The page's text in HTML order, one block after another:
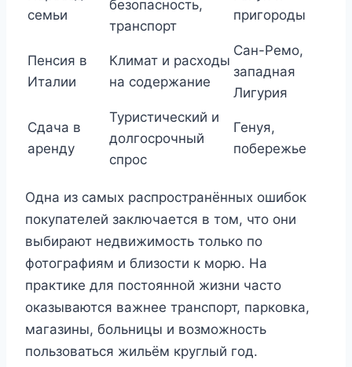
семьи
безопасность,
транспорт
пригороды
Пенсия в
Италии
Климат и расходы
на содержание
Сан-Ремо,
западная
Лигурия
Сдача в
аренду
Туристический и
долгосрочный
спрос
Генуя,
побережье
Одна из самых распространённых ошибок
покупателей заключается в том, что они
выбирают недвижимость только по
фотографиям и близости к морю. На
практике для постоянной жизни часто
оказываются важнее транспорт, парковка,
магазины, больницы и возможность
пользоваться жильём круглый год.